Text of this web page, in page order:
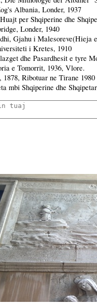
Albania, Londer, 1937
per Shqiperine dhe
, Londer, 1940
Gjahu i Malesoreve(Hieja
i Kretes, 1910
dhe Pasardhesit e tyre
e Tomorrit, 1936, Vlore.
Ribotuar ne Tirane 1980
mbi Shqiperine dhe